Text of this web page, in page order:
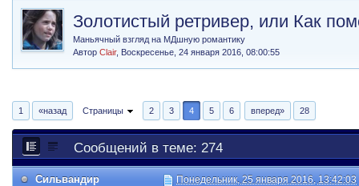
Золотистый ретривер, или Как
Маньячный взгляд на МДшную романтику
АвторClair, Воскресенье, 24 января 2016, 08:00:55
1 «назад Страницы 2 3 4 5 6 вперед» 28
Сообщений в теме: 274
Сильвандир Понедельник, 25 января 2016, 13:42:03